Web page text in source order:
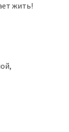
жить!